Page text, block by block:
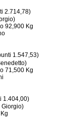
2.714,78)
92,900 Kg
1.547,53)
71,500 Kg
1.404,00)
Giorgio)